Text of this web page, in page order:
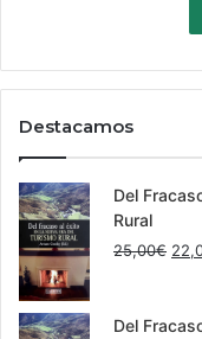
Destacamos
Del
Rural
25,00€ El
era:
Del